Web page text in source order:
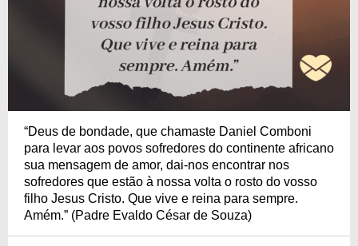
“Deus de bondade, que chamaste Daniel Comboni
para levar aos povos sofredores do continente africano
sua mensagem de amor, dai-nos encontrar nos
sofredores que estão à nossa volta o rosto do vosso
filho Jesus Cristo. Que vive e reina para sempre.
Amém.” (Padre Evaldo César de Souza)